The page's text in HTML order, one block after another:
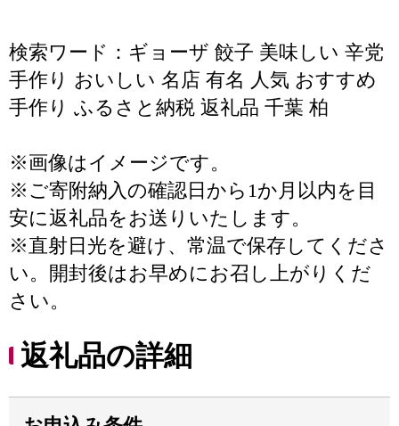
検索ワード：ギョーザ 餃子 美味しい 辛党
手作り おいしい 名店 有名 人気 おすすめ
手作り ふるさと納税 返礼品 千葉 柏
※画像はイメージです。
※ご寄附納入の確認日から1か月以内を目
安に返礼品をお送りいたします。
※直射日光を避け、常温で保存してくださ
い。開封後はお早めにお召し上がりくだ
さい。
返礼品の詳細